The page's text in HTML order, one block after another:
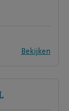
Bekijken